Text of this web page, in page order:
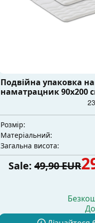
Подвійна упаковка
наматрацник 90x200
Розмір:
Матеріальний:
Загальна висота:
Sale: 49,90 EUR